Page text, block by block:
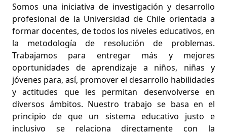
Somos una iniciativa de investigación y desarrollo
profesional de la Universidad de Chile orientada a
formar docentes, de todos los niveles educativos, en
la metodología de resolución de problemas.
Trabajamos para entregar más y mejores
oportunidades de aprendizaje a niños, niñas y
jóvenes para, así, promover el desarrollo habilidades
y actitudes que les permitan desenvolverse en
diversos ámbitos. Nuestro trabajo se basa en el
principio de que un sistema educativo justo e
inclusivo se relaciona directamente con la